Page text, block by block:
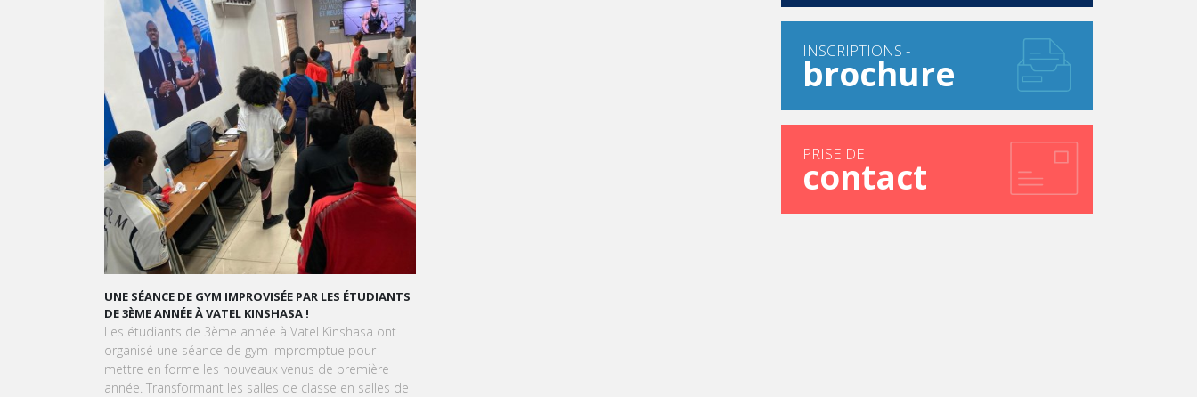
GRAND ORAL : TRANSFORMONS LE STRESS EN SUCCÈS
GOURMAND !
À l'approche du Grand Oral, les étudiants de Vatel
Kinshasa sont invités à transformer le stress en une
expérience aussi délicieuse qu'une création
pâtissière.
INSCRIPTIONS -
brochure
PRISE DE
contact